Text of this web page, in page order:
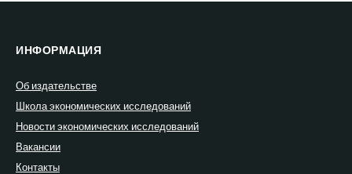
ИНФОРМАЦИЯ
Об издательстве
Школа экономических исследований
Новости экономических исследований
Вакансии
Контакты